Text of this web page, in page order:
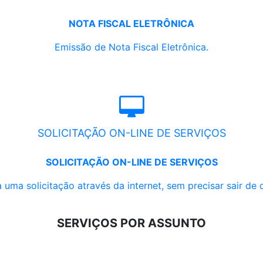
NOTA FISCAL ELETRÔNICA
Emissão de Nota Fiscal Eletrônica.
SOLICITAÇÃO ON-LINE DE SERVIÇOS
SOLICITAÇÃO ON-LINE DE SERVIÇOS
uma solicitação através da internet, sem precisar sair de
SERVIÇOS POR ASSUNTO